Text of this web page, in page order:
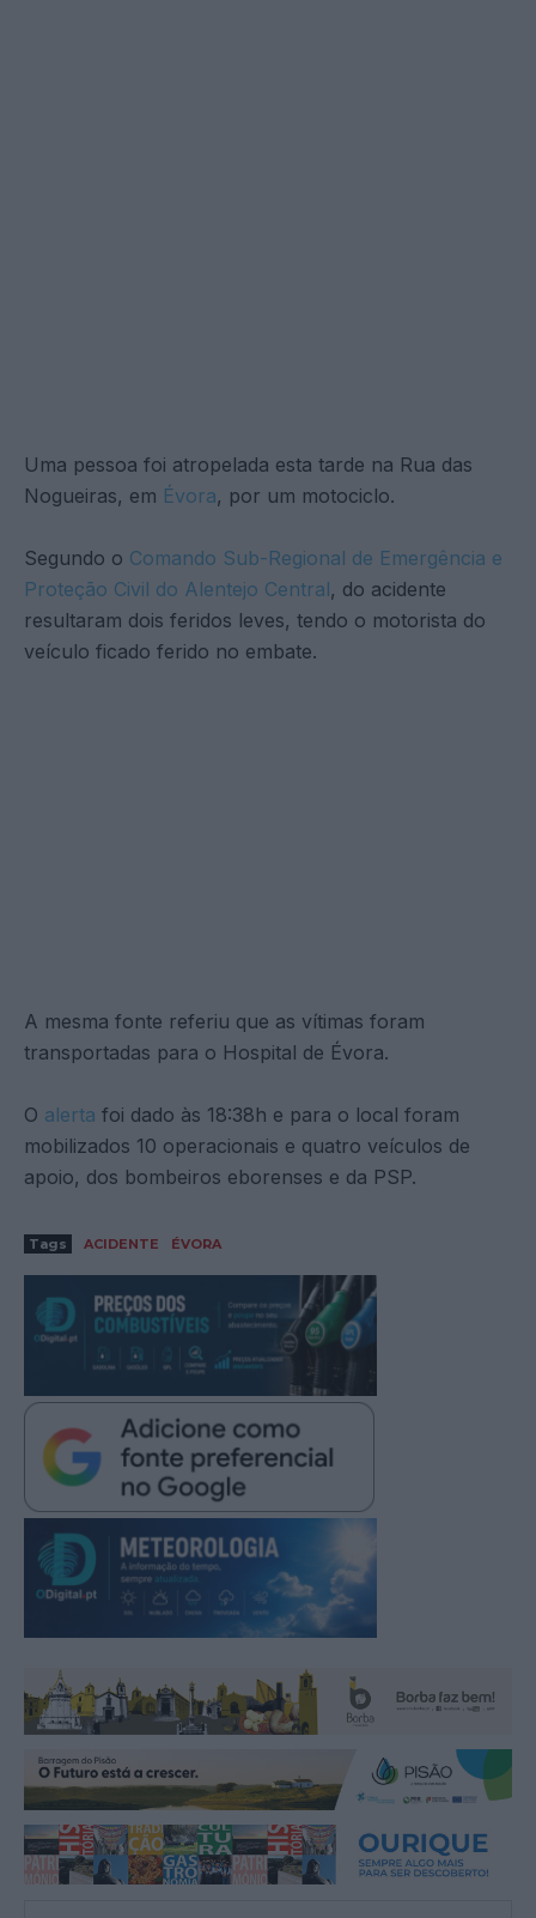
Uma pessoa foi atropelada esta tarde na Rua das
Nogueiras, em Évora, por um motociclo.
Segundo o Comando Sub-Regional de Emergência e
Proteção Civil do Alentejo Central, do acidente
resultaram dois feridos leves, tendo o motorista do
veículo ficado ferido no embate.
A mesma fonte referiu que as vítimas foram
transportadas para o Hospital de Évora.
O alerta foi dado às 18:38h e para o local foram
mobilizados 10 operacionais e quatro veículos de
apoio, dos bombeiros eborenses e da PSP.
Tags ACIDENTE ÉVORA